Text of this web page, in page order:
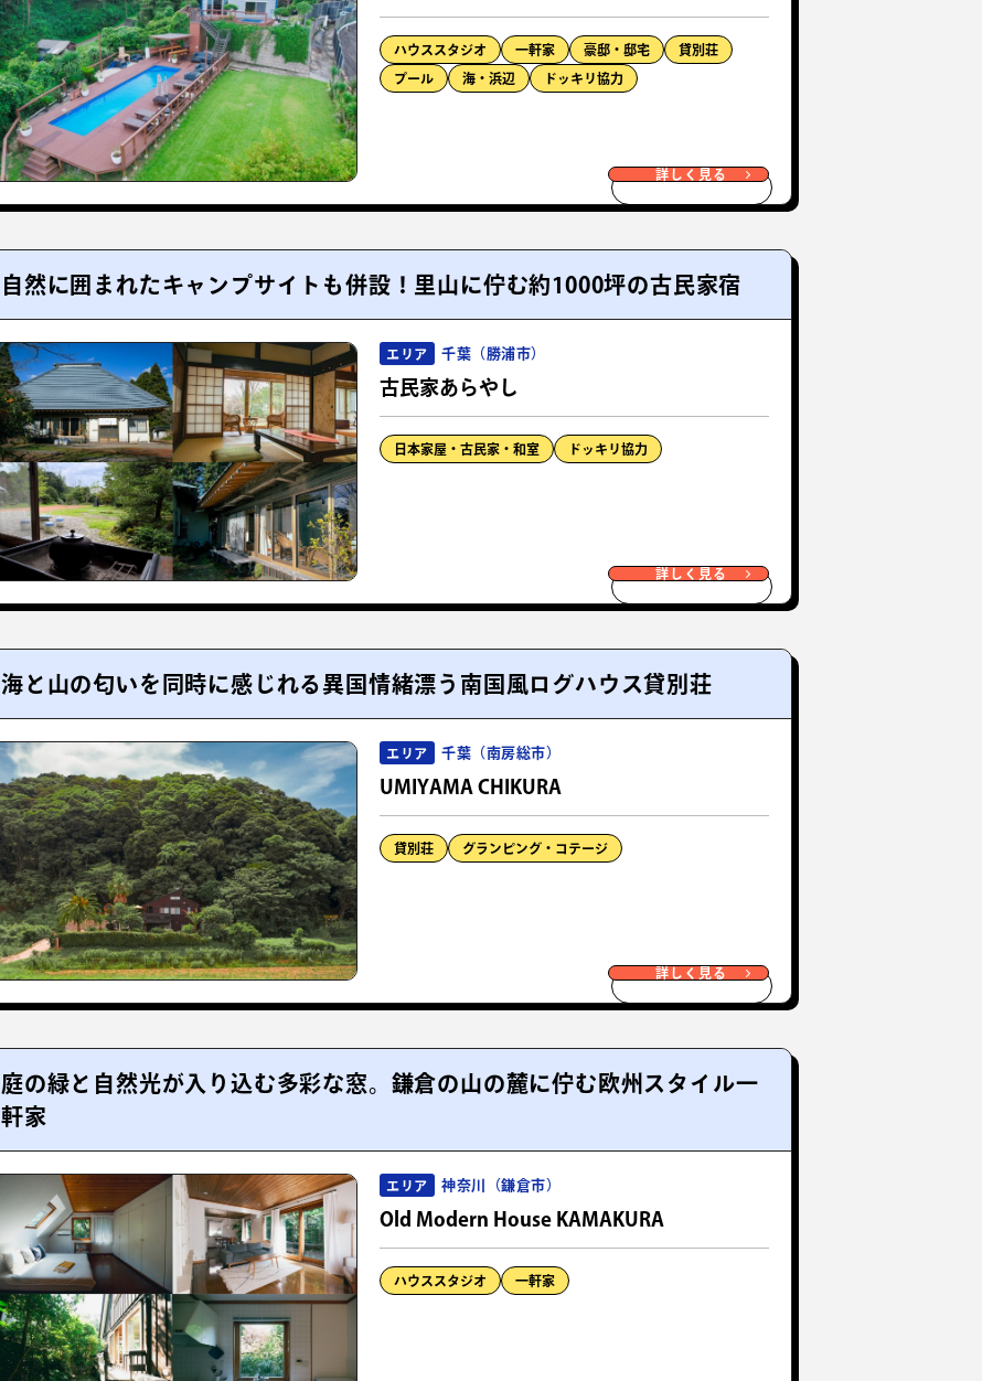
ハウススタジオ 一軒家 豪邸・邸宅 貸別荘
プール 海・浜辺 ドッキリ協力
詳しく見る
自然に囲まれたキャンプサイトも併設！里山に佇む約1000坪の古民家宿
エリア 千葉（勝浦市）
古民家あらやし
日本家屋・古民家・和室 ドッキリ協力
詳しく見る
海と山の匂いを同時に感じれる異国情緒漂う南国風ログハウス貸別荘
エリア 千葉（南房総市）
UMIYAMA CHIKURA
貸別荘 グランピング・コテージ
詳しく見る
庭の緑と自然光が入り込む多彩な窓。鎌倉の山の麓に佇む欧州スタイル一
軒家
エリア 神奈川（鎌倉市）
Old Modern House KAMAKURA
ハウススタジオ 一軒家